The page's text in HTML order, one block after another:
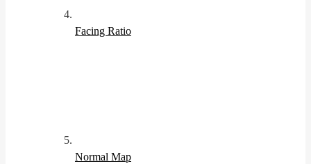
Facing Ratio
Normal Map